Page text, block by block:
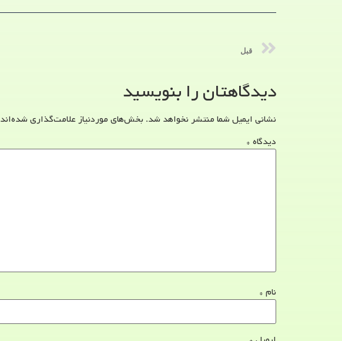
قبل
دیدگاهتان را بنویسید
نشانی ایمیل شما منتشر نخواهد شد. بخش‌های موردنیاز علامت‌گذاری شده‌اند
دیدگاه *
نام *